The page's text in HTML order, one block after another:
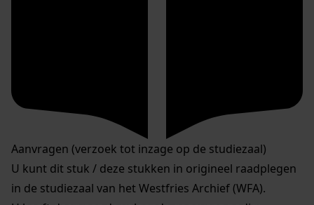
Aanvragen (verzoek tot inzage op de studiezaal)
U kunt dit stuk / deze stukken in origineel raadplegen
in de studiezaal van het Westfries Archief (WFA).